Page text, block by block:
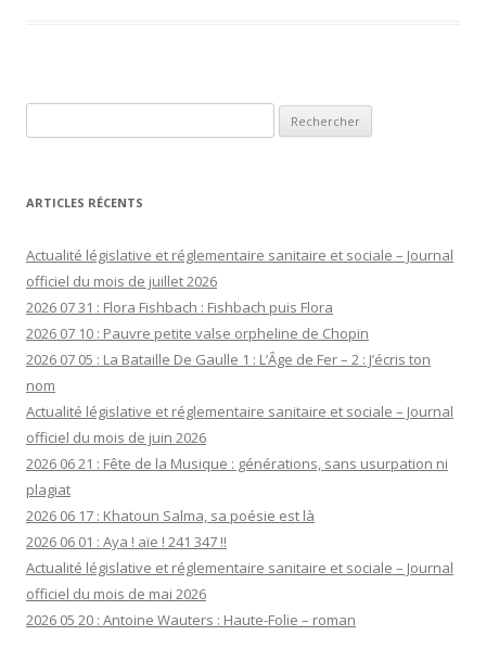
ARTICLES RÉCENTS
Actualité législative et réglementaire sanitaire et sociale – Journal
officiel du mois de juillet 2026
2026 07 31 : Flora Fishbach : Fishbach puis Flora
2026 07 10 : Pauvre petite valse orpheline de Chopin
2026 07 05 : La Bataille De Gaulle 1 : L’Âge de Fer – 2 : J’écris ton
nom
Actualité législative et réglementaire sanitaire et sociale – Journal
officiel du mois de juin 2026
2026 06 21 : Fête de la Musique : générations, sans usurpation ni
plagiat
2026 06 17 : Khatoun Salma, sa poésie est là
2026 06 01 : Aya ! aïe ! 241 347 !!
Actualité législative et réglementaire sanitaire et sociale – Journal
officiel du mois de mai 2026
2026 05 20 : Antoine Wauters : Haute-Folie – roman